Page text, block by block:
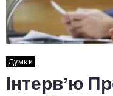
Думки
Інтерв’ю